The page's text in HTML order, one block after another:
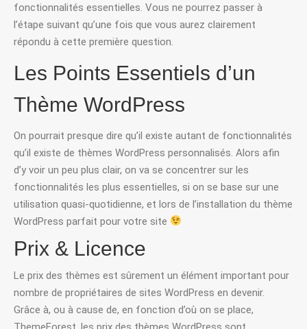
fonctionnalités essentielles. Vous ne pourrez passer à
l’étape suivant qu’une fois que vous aurez clairement
répondu à cette première question.
Les Points Essentiels d’un
Thème WordPress
On pourrait presque dire qu’il existe autant de fonctionnalités
qu’il existe de thèmes WordPress personnalisés. Alors afin
d’y voir un peu plus clair, on va se concentrer sur les
fonctionnalités les plus essentielles, si on se base sur une
utilisation quasi-quotidienne, et lors de l’installation du thème
WordPress parfait pour votre site
Prix & Licence
Le prix des thèmes est sûrement un élément important pour
nombre de propriétaires de sites WordPress en devenir.
Grâce à, ou à cause de, en fonction d’où on se place,